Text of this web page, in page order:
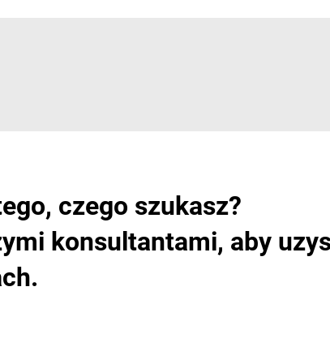
czego szukasz?
konsultantami, aby